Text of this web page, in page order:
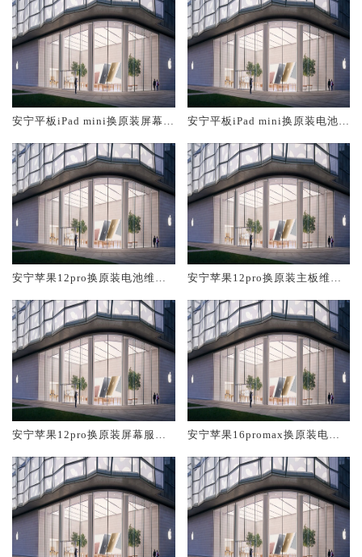
安宁平板iPad mini换原装屏幕服
安宁平板iPad mini换原装电池维
安宁苹果12pro换原装电池维修
安宁苹果12pro换原装主板维修
安宁苹果12pro换原装屏幕服务
安宁苹果16promax换原装电池